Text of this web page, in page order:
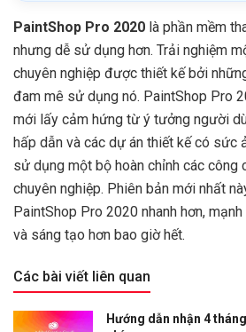
PaintShop Pro 2020 là phần mềm
nhưng dễ sử dụng hơn. Trải nghiệm
chuyên nghiệp được thiết kế bởi
đam mê sử dụng nó. PaintShop Pro
mới lấy cảm hứng từ ý tưởng người
hấp dẫn và các dự án thiết kế có sức
sử dụng một bộ hoàn chỉnh các công
chuyên nghiệp. Phiên bản mới nhất
PaintShop Pro 2020 nhanh hơn,
và sáng tạo hơn bao giờ hết.
Các bài viết liên quan
Hướng dẫn nhận 4